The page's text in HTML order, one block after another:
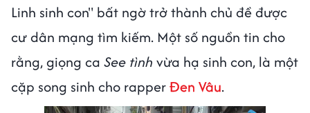
Linh sinh con" bất ngờ trở thành chủ đề được
cư dân mạng tìm kiếm. Một số nguồn tin cho
rằng, giọng ca See tình vừa hạ sinh con, là một
cặp song sinh cho rapperĐen Vâu.